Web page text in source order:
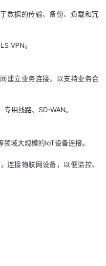
数据的传输、备份、负载和冗
VPN。
建立业务连接，以支持业务合
用线路、SD-WAN。
域大规模的IoT设备连接。
连接物联网设备，以便监控、